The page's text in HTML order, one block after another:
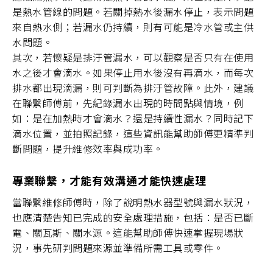
是熱水管線的問題。若關掉熱水後漏水停止，表示問題
來自熱水側；若漏水仍持續，則有可能是冷水管或主供
水問題。
其次，若懷疑是排汙管漏水，可以觀察是否只有在使用
水之後才會滴水。如果停止用水後沒有再滴水，而每次
排水都出現滴漏，則可判斷為排汙管故障。此外，建議
在聯繫師傅前，先紀錄漏水出現的時間點與情境，例
如：是在加熱時才會滴水？還是持續性漏水？同時記下
滴水位置，並拍照記錄，這些資訊能幫助師傅更精準判
斷問題，提升維修效率與成功率。
專業聯繫，才能有效溝通才能快速處理
當聯繫維修師傅時，除了說明熱水器型號與漏水狀況，
也應清楚告知已完成的安全處理措施，包括：是否已斷
電、關瓦斯、關水源。這能幫助師傅快速掌握現場狀
況，事先研判問題來源並準備所需工具或零件。